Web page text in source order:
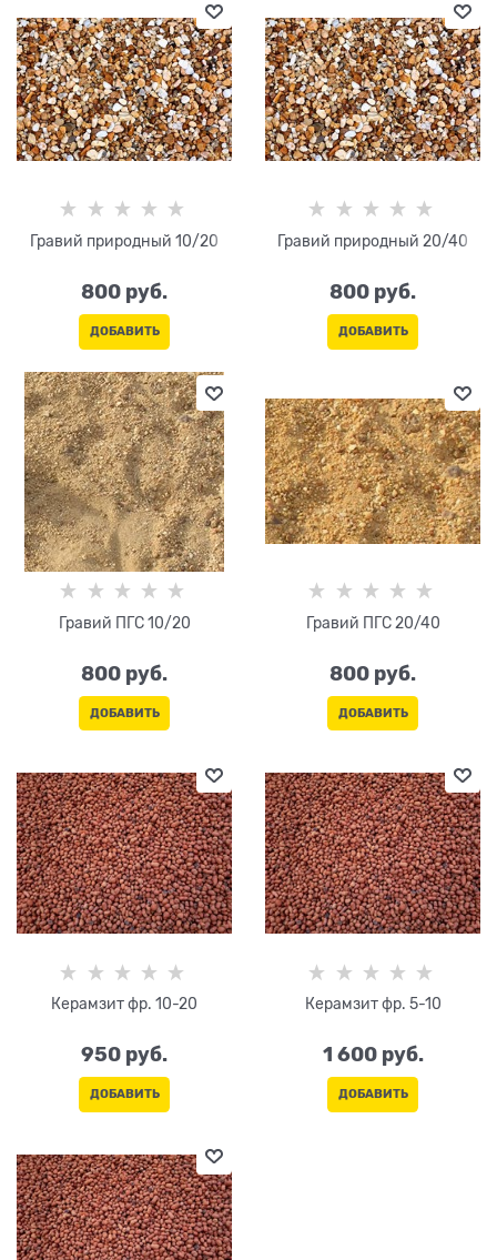
Гравий природный 10/20
800 руб.
ДОБАВИТЬ
Гравий природный 20/40
800 руб.
ДОБАВИТЬ
Гравий ПГС 10/20
800 руб.
ДОБАВИТЬ
Гравий ПГС 20/40
800 руб.
ДОБАВИТЬ
Керамзит фр. 10-20
950 руб.
ДОБАВИТЬ
Керамзит фр. 5-10
1 600 руб.
ДОБАВИТЬ